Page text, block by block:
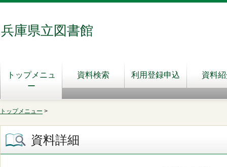
兵庫県立図書館
トップメニュ
ー
資料検索 利用登録申込 資料
トップメニュー >
資料詳細